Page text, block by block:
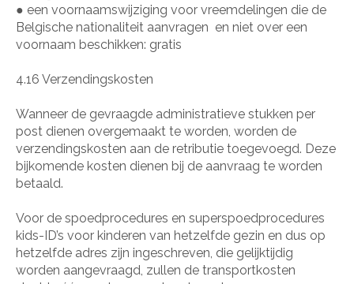
● een voornaamswijziging voor vreemdelingen die de
Belgische nationaliteit aanvragen en niet over een
voornaam beschikken: gratis
4.16 Verzendingskosten
Wanneer de gevraagde administratieve stukken per
post dienen overgemaakt te worden, worden de
verzendingskosten aan de retributie toegevoegd. Deze
bijkomende kosten dienen bij de aanvraag te worden
betaald.
Voor de spoedprocedures en superspoedprocedures
kids-ID’s voor kinderen van hetzelfde gezin en dus op
hetzelfde adres zijn ingeschreven, die gelijktijdig
worden aangevraagd, zullen de transportkosten